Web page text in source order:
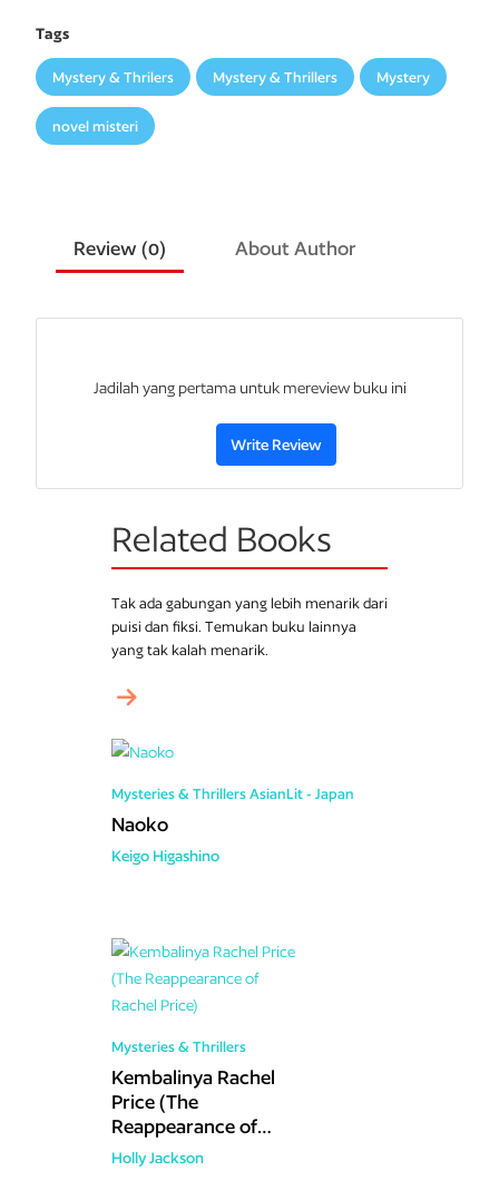
Akan tetapi, Vic semakin kesulitan menahan cemburu dan
mencoba memenangkan kembali hati istrinya dengan
bayangan akan sebuah pembunuhan---yang tak lama
kemudian justru menjadi nyata.
Tags
Mystery & Thrilers Mystery & Thrillers Mystery
novel misteri
Review (0) About Author
Jadilah yang pertama untuk mereview buku ini
Write Review
Related Books
Tak ada gabungan yang lebih menarik dari
puisi dan fiksi. Temukan buku lainnya
yang tak kalah menarik.
Mysteries & Thrillers AsianLit - Japan
Naoko
Keigo Higashino
Mysteries & Thrillers
Kembalinya Rachel
Price (The
Reappearance of
Rachel Price)
Holly Jackson